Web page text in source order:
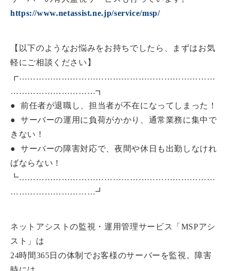
https://www.netassist.ne.jp/service/msp/
【以下のようなお悩みをお持ちでしたら、まずはお気
軽にご相談ください】
┏……………………………………………………………
…………………………┓
● 前任者が退職し、担当者が不在になってしまった！
● サーバーの運用に負荷がかかり、通常業務に集中で
きない！
● サーバーの障害対応で、夜間や休日も出勤しなけれ
ばならない！
┗……………………………………………………………
…………………………┛
ネットアシストの監視・運用管理サービス「MSPアシ
スト」は
24時間365日の体制でお客様のサーバーを監視。障害